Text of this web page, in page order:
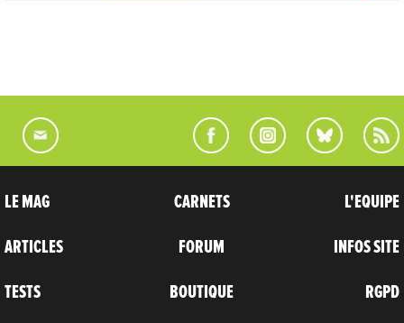
LE MAG
ARTICLES
TESTS
CARNETS
FORUM
BOUTIQUE
L'EQUIPE
INFOS SITE
RGPD